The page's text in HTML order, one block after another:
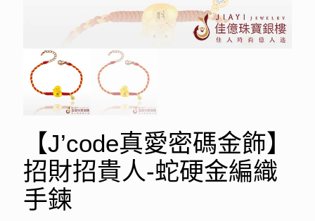
【J’code真愛密碼金飾】
招財招貴人-蛇硬金編織
手鍊